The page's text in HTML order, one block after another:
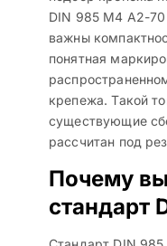
DIN 985 M4 A2-
важны
понятная
крепежа. Такой
существующие
рассчитан под
Почему
стандарт